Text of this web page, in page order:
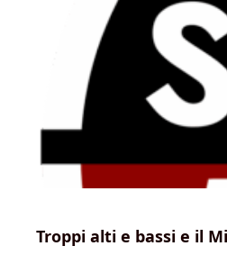
Troppi alti e bassi e il